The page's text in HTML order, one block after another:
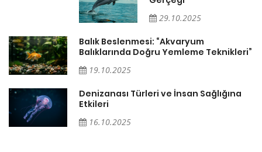
29.10.2025
Balık Beslenmesi: “Akvaryum
Balıklarında Doğru Yemleme Teknikleri”
19.10.2025
Denizanası Türleri ve İnsan Sağlığına
Etkileri
16.10.2025